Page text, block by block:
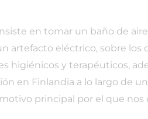
en tomar un baño de
artefacto eléctrico, sobre
higiénicos y terapéuticos,
en Finlandia a lo largo de
principal por el que